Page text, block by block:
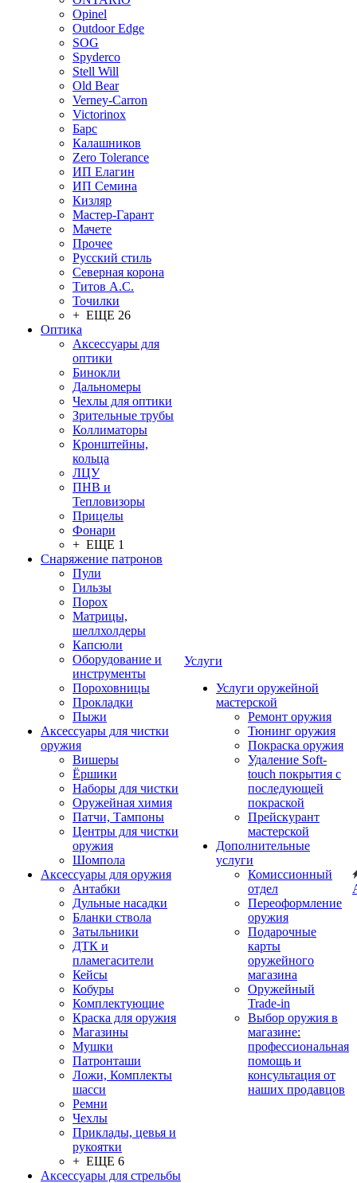
Opinel
Outdoor Edge
SOG
Spyderco
Stell Will
Old Bear
Verney-Carron
Victorinox
Барс
Калашников
Zero Tolerance
ИП Елагин
ИП Семина
Кизляр
Мастер-Гарант
Мачете
Прочее
Русский стиль
Северная корона
Титов А.С.
Точилки
+ ЕЩЕ 26
Оптика
Аксессуары для
оптики
Бинокли
Дальномеры
Чехлы для оптики
Зрительные трубы
Коллиматоры
Кронштейны,
кольца
ЛЦУ
ПНВ и
Тепловизоры
Прицелы
Фонари
+ ЕЩЕ 1
Снаряжение патронов
Пули
Гильзы
Порох
Матрицы,
шеллхолдеры
Капсюли
Оборудование и
инструменты
Пороховницы
Прокладки
Пыжи
Аксессуары для чистки
оружия
Вишеры
Ёршики
Наборы для чистки
Оружейная химия
Патчи, Тампоны
Центры для чистки
оружия
Шомпола
Аксессуары для оружия
Антабки
Дульные насадки
Бланки ствола
Затыльники
ДТК и
пламегасители
Кейсы
Кобуры
Комплектующие
Краска для оружия
Магазины
Мушки
Патронташи
Ложи, Комплекты
шасси
Ремни
Чехлы
Приклады, цевья и
рукоятки
+ ЕЩЕ 6
Аксессуары для стрельбы
Услуги
Услуги оружейной
мастерской
Ремонт оружия
Тюнинг оружия
Покраска оружия
Удаление Soft-
touch покрытия с
последующей
покраской
Прейскурант
мастерской
Дополнительные
услуги
Комиссионный
отдел
Переоформление
оружия
Подарочные
карты
оружейного
магазина
Оружейный
Trade-in
Выбор оружия в
магазине:
профессиональная
помощь и
консультация от
наших продавцов